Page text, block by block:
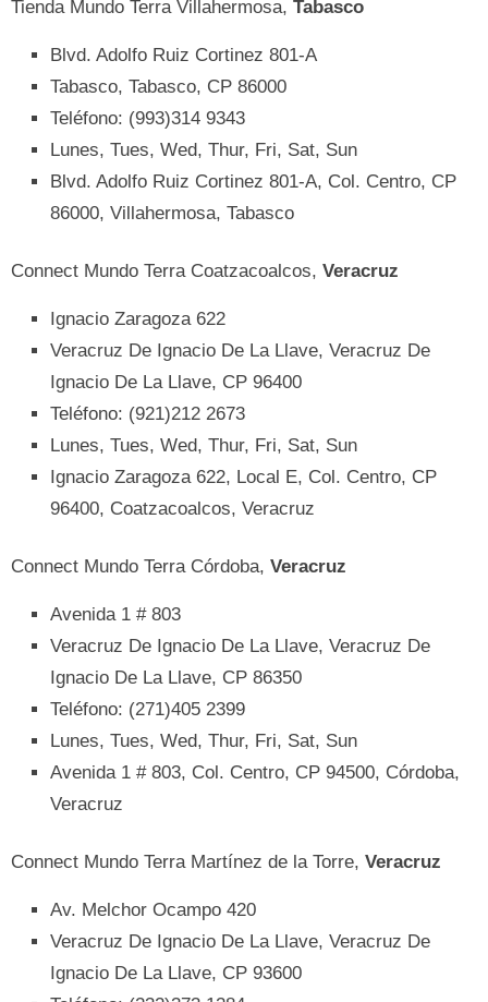
Tienda Mundo Terra Villahermosa, Tabasco
Blvd. Adolfo Ruiz Cortinez 801-A
Tabasco, Tabasco, CP 86000
Teléfono: (993)314 9343
Lunes, Tues, Wed, Thur, Fri, Sat, Sun
Blvd. Adolfo Ruiz Cortinez 801-A, Col. Centro, CP
86000, Villahermosa, Tabasco
Connect Mundo Terra Coatzacoalcos, Veracruz
Ignacio Zaragoza 622
Veracruz De Ignacio De La Llave, Veracruz De
Ignacio De La Llave, CP 96400
Teléfono: (921)212 2673
Lunes, Tues, Wed, Thur, Fri, Sat, Sun
Ignacio Zaragoza 622, Local E, Col. Centro, CP
96400, Coatzacoalcos, Veracruz
Connect Mundo Terra Córdoba, Veracruz
Avenida 1 # 803
Veracruz De Ignacio De La Llave, Veracruz De
Ignacio De La Llave, CP 86350
Teléfono: (271)405 2399
Lunes, Tues, Wed, Thur, Fri, Sat, Sun
Avenida 1 # 803, Col. Centro, CP 94500, Córdoba,
Veracruz
Connect Mundo Terra Martínez de la Torre, Veracruz
Av. Melchor Ocampo 420
Veracruz De Ignacio De La Llave, Veracruz De
Ignacio De La Llave, CP 93600